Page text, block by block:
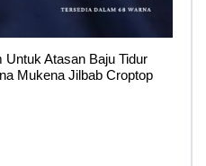
Untuk Atasan Baju Tidur
Mukena Jilbab Croptop